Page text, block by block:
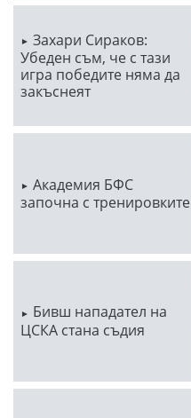
Захари Сираков:
Убеден съм, че с тази
игра победите няма да
закъснеят
Академия БФС
започна с тренировките
Бивш нападател на
ЦСКА стана съдия